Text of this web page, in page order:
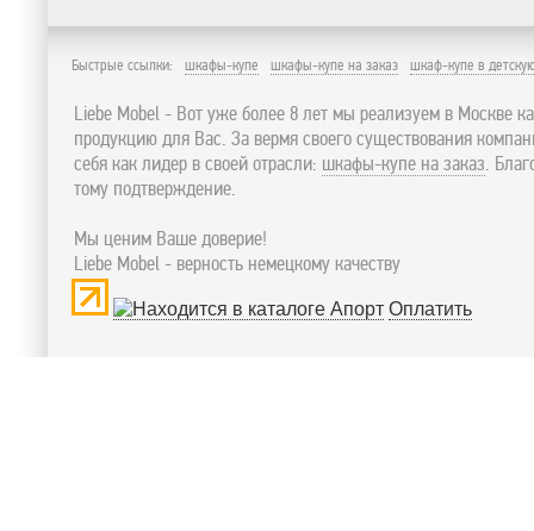
Быстрые ссылки: шкафы-купе шкафы-купе на заказ шкаф-купе в
Liebe Mobel - Вот уже более 8 лет мы реализуем в Москве
продукцию для Вас. За вермя своего существования
себя как лидер в своей отрасли: шкафы-купе на заказ.
тому подтверждение.
Мы ценим Ваше доверие!
Liebe Mobel - верность немецкому качеству
Оплатить